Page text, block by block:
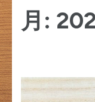
キ
ッ
プ
(Enter
を
月: